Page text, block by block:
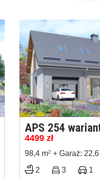
APS 254
4499 zł
98,4 m2 + Garaż:
2 3 1